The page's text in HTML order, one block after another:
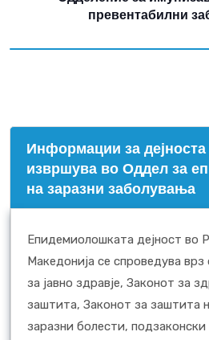
превентабилни
Информации за
извршува во Оддел за
на заразни заболувања
Епидемиолошката дејност во
Македонија се спроведува
за јавно здравје, Законот за
заштита, Законот за заштита
заразни болести,